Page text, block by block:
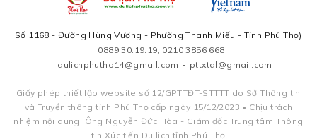
Số 1168 - Đường Hùng Vương - Phường Thanh Miếu - Tỉnh Phú Thọ)
0889.30.19.19, 0210 3856 668
dulichphutho14@gmail.com - pttxtdl@gmail.com
Giấy phép thiết lập website số 12/GPTTĐT-STTTT do Sở Thông tin
và Truyền thông tỉnh Phú Thọ cấp ngày 15/12/2023 • Chịu trách
nhiệm nội dung: Ông Nguyễn Đức Hòa - Giám đốc Trung tâm Thông
tin Xúc tiến Du lịch tỉnh Phú Thọ